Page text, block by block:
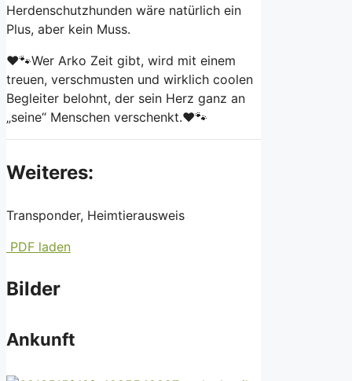
Herdenschutzhunden wäre natürlich ein
Plus, aber kein Muss.
❤️🐾Wer Arko Zeit gibt, wird mit einem
treuen, verschmusten und wirklich coolen
Begleiter belohnt, der sein Herz ganz an
„seine“ Menschen verschenkt.❤️🐾
Weiteres:
Transponder, Heimtierausweis
PDF laden
Bilder
Ankunft